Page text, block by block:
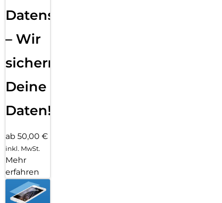
Datensicherung
– Wir
sichern
Deine
Daten!
ab 50,00 €
inkl. MwSt.
Mehr
erfahren